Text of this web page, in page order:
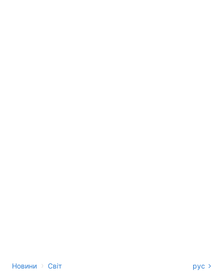
Новини › Світ рус